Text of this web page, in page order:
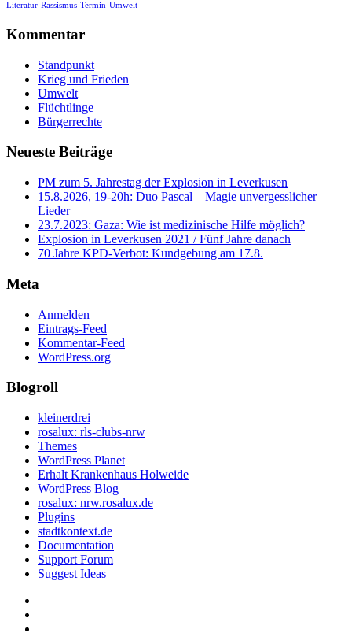
Literatur Rassismus Termin Umwelt
Kommentar
Standpunkt
Krieg und Frieden
Umwelt
Flüchtlinge
Bürgerrechte
Neueste Beiträge
PM zum 5. Jahrestag der Explosion in Leverkusen
15.8.2026, 19-20h: Duo Pascal – Magie unvergesslicher
Lieder
23.7.2023: Gaza: Wie ist medizinische Hilfe möglich?
Explosion in Leverkusen 2021 / Fünf Jahre danach
70 Jahre KPD‑Verbot: Kundgebung am 17.8.
Meta
Anmelden
Eintrags-Feed
Kommentar-Feed
WordPress.org
Blogroll
kleinerdrei
rosalux: rls-clubs-nrw
Themes
WordPress Planet
Erhalt Krankenhaus Holweide
WordPress Blog
rosalux: nrw.rosalux.de
Plugins
stadtkontext.de
Documentation
Support Forum
Suggest Ideas